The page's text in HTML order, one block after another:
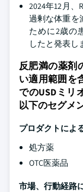
2024年12月、
過剰な体重を
ために2歳の
したと発表し
反肥満の薬剤
い適用範囲を
でのUSDミリ
以下のセグメ
プロダクトによ
処方薬
OTC医薬品
市場、行動経路